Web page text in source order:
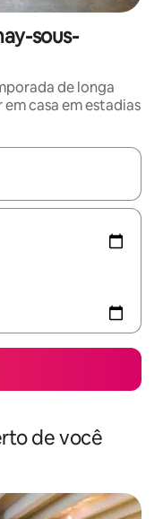
sous-
de longa
casa em estadias
explore-os
de você